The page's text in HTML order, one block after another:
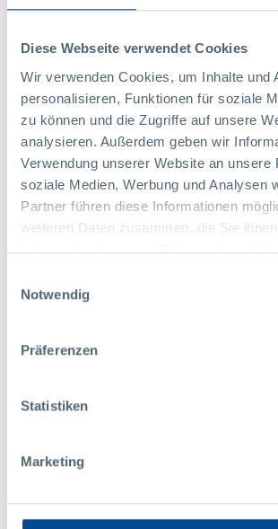
Diese Webseite verwendet Cookies
Wir verwenden Cookies, um Inhalte und
personalisieren, Funktionen für soziale
zu können und die Zugriffe auf unsere
analysieren. Außerdem geben wir
Verwendung unserer Website an unsere
soziale Medien, Werbung und Analysen
Partner führen diese Informationen
weiteren Daten zusammen, die Sie
haben oder die sie im Rahmen Ihrer
Notwendig
Präferenzen
Statistiken
Marketing
Für weitere Anfragen stehen wir
Verfügung:
Pollmann International GmbH
Raabser Straße 1